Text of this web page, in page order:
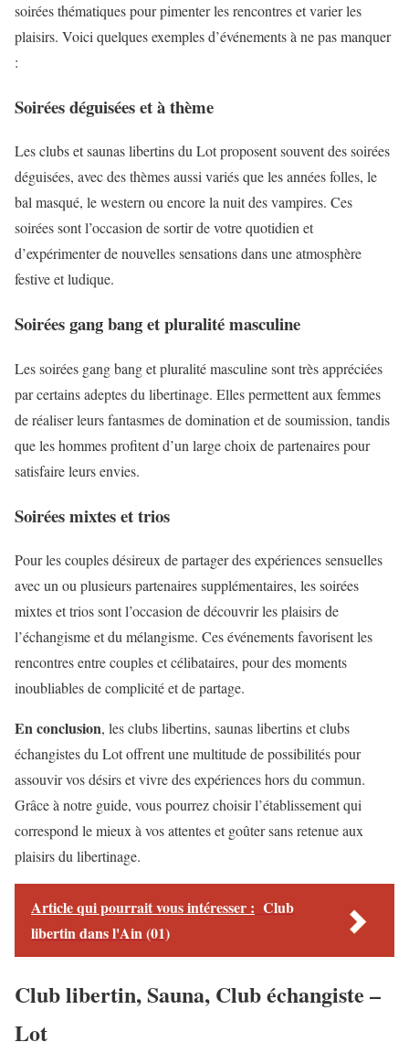
soirées thématiques pour pimenter les rencontres et varier les
plaisirs. Voici quelques exemples d’événements à ne pas manquer
:
Soirées déguisées et à thème
Les clubs et saunas libertins du Lot proposent souvent des soirées
déguisées, avec des thèmes aussi variés que les années folles, le
bal masqué, le western ou encore la nuit des vampires. Ces
soirées sont l’occasion de sortir de votre quotidien et
d’expérimenter de nouvelles sensations dans une atmosphère
festive et ludique.
Soirées gang bang et pluralité masculine
Les soirées gang bang et pluralité masculine sont très appréciées
par certains adeptes du libertinage. Elles permettent aux femmes
de réaliser leurs fantasmes de domination et de soumission, tandis
que les hommes profitent d’un large choix de partenaires pour
satisfaire leurs envies.
Soirées mixtes et trios
Pour les couples désireux de partager des expériences sensuelles
avec un ou plusieurs partenaires supplémentaires, les soirées
mixtes et trios sont l’occasion de découvrir les plaisirs de
l’échangisme et du mélangisme. Ces événements favorisent les
rencontres entre couples et célibataires, pour des moments
inoubliables de complicité et de partage.
En conclusion, les clubs libertins, saunas libertins et clubs
échangistes du Lot offrent une multitude de possibilités pour
assouvir vos désirs et vivre des expériences hors du commun.
Grâce à notre guide, vous pourrez choisir l’établissement qui
correspond le mieux à vos attentes et goûter sans retenue aux
plaisirs du libertinage.
Article qui pourrait vous intéresser : Club
libertin dans l'Ain (01)
Club libertin, Sauna, Club échangiste –
Lot